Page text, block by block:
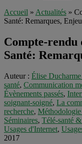
Accueil » Actualités »
Santé: Remarques,
Compte-rendu
Santé:
Auteur : Élise Ducharme
santé, Communication
Évènements passés,
soignant-soigné, La
recherche, Méthodologie
Séminaires, Télé-santé
Usages d'Internet,
2017